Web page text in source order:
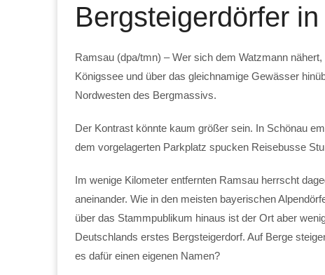
Bergsteigerdörfer
Ramsau (dpa/tmn) – Wer sich dem Watzmann
Königssee und über das gleichnamige Gewässer
Nordwesten des Bergmassivs.
Der Kontrast könnte kaum größer sein. In Schönau
dem vorgelagerten Parkplatz spucken Reisebusse
Im wenige Kilometer entfernten Ramsau herrscht
aneinander. Wie in den meisten bayerischen
über das Stammpublikum hinaus ist der Ort aber
Deutschlands erstes Bergsteigerdorf. Auf Berge
es dafür einen eigenen Namen?